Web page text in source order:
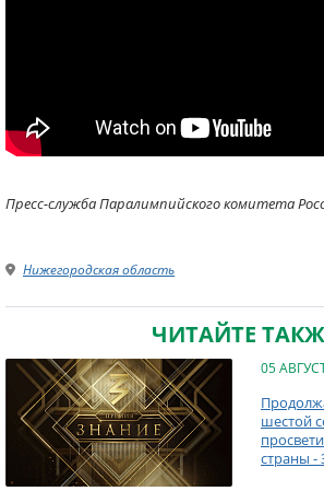
Пресс-служба Паралимпийского комитета
Нижегородская область
ЧИТАЙТЕ
05
шестой
страны -